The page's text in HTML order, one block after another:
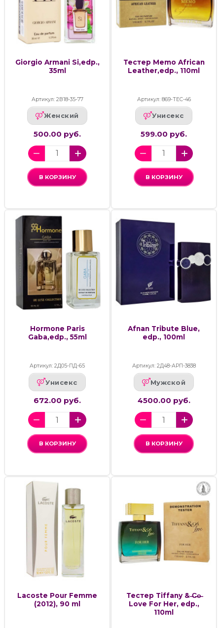
Giorgio Armani Si,edp.,
35ml
Артикул: 2В18-35-77
Женский
500.00 руб.
В КОРЗИНУ
Тестер Memo African
Leather,edp., 110ml
Артикул: 869-ТЕС-46
Унисекс
599.00 руб.
В КОРЗИНУ
Hormone Paris
Gaba,edp., 55ml
Артикул: 2Д05-ПД-65
Унисекс
672.00 руб.
В КОРЗИНУ
Afnan Tribute Blue,
edp., 100ml
Артикул: 2Д48-АРП-3838
Мужской
4500.00 руб.
В КОРЗИНУ
Lacoste Pour Femme
(2012), 90 ml
Тестер Tiffany & ̶C̶o̶
Love For Her, edp.,
110ml